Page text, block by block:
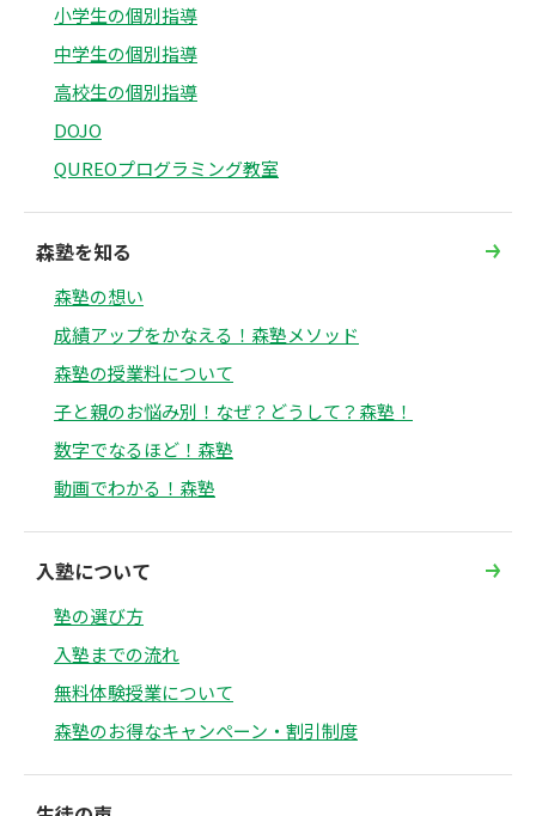
小学生の個別指導
中学生の個別指導
高校生の個別指導
DOJO
QUREOプログラミング教室
森塾を知る
森塾の想い
成績アップをかなえる！森塾メソッド
森塾の授業料について
子と親のお悩み別！なぜ？どうして？森塾！
数字でなるほど！森塾
動画でわかる！森塾
入塾について
塾の選び方
入塾までの流れ
無料体験授業について
森塾のお得なキャンペーン・割引制度